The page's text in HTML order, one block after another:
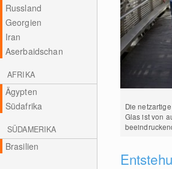
Russland
Georgien
Iran
Aserbaidschan
AFRIKA
Ägypten
Südafrika
SÜDAMERIKA
Brasilien
Die
Glas ist von